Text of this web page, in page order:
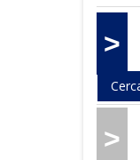
>
>